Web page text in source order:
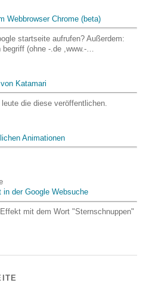
Webbrowser Chrome (beta)
startseite aufrufen? Außerdem:
(ohne -.de ,www.-…
Katamari
die diese veröffentlichen.
Animationen
in der Google Websuche
mit dem Wort "Sternschnuppen"